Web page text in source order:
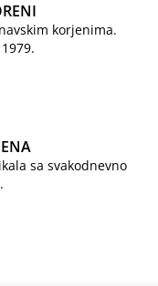
korjenima.
sa svakodnevno